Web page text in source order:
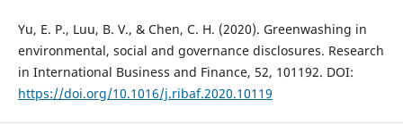
Yu, E. P., Luu, B. V., & Chen, C. H. (2020). Greenwashing in
environmental, social and governance disclosures. Research
in International Business and Finance, 52, 101192. DOI:
https://doi.org/10.1016/j.ribaf.2020.10119